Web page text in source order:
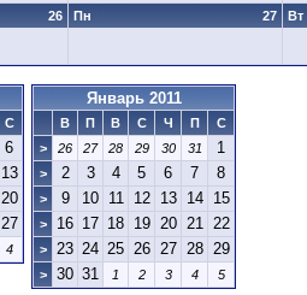
26 27
Пн Вт
С
6
13
20
27
4
Январь 2011
В П В С Ч П
С
>
26 27 28 29 30 31 1
> 2 3 4 5 6 7 8
> 9 10 11 12 13 14 15
> 16 17 18 19 20 21 22
> 23 24 25 26 27 28 29
> 30 31 1 2 3 4 5